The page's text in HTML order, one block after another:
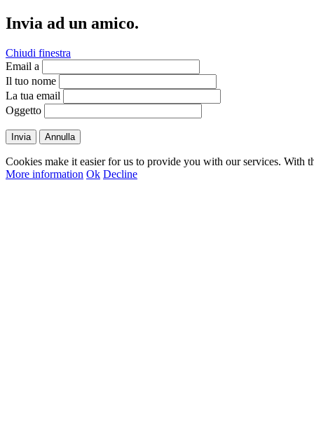
Invia ad un amico.
Chiudi finestra
Email a
Il tuo nome
La tua email
Oggetto
Invia Annulla
Cookies make it easier for us to provide you with our services. With
More information Ok Decline